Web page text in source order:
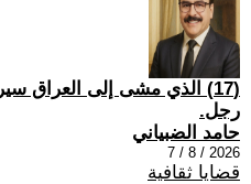
(17) الذي مشى إلى
رجل.
حامد الضبياني
2026 / 8 / 7
قضايا ثقافية